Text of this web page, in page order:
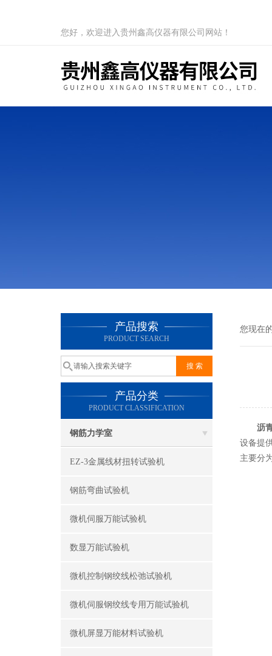
您好，欢迎进入贵州鑫高仪器有限公司网站！
产品搜索
PRODUCT SEARCH
产品分类
PRODUCT CLASSIFICATION
钢筋力学室
EZ-3金属线材扭转试验机
钢筋弯曲试验机
微机伺服万能试验机
数显万能试验机
微机控制钢绞线松弛试验机
微机伺服钢绞线专用万能试验机
微机屏显万能材料试验机
您现在
沥
设备提
主要分